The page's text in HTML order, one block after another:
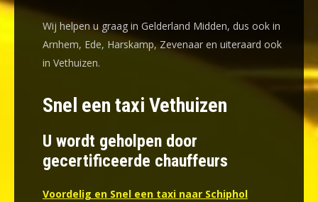
Wij helpen u graag in Gelderland Midden, dus ook in
Arnhem, Ede, Harskamp, Zevenaar en uiteraard ook
in Vethuizen.
Snel een taxi Vethuizen
U wordt geholpen door
gecertificeerde chauffeurs
Voordelig en Snel een taxi naar Schiphol